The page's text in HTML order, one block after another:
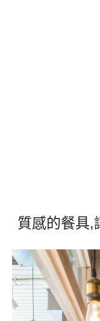
質感的餐具,